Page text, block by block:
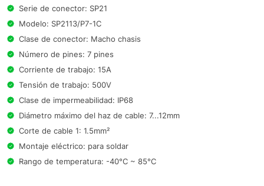
Serie de conector: SP21
Modelo: SP2113/P7-1C
Clase de conector: Macho chasis
Número de pines: 7 pines
Corriente de trabajo: 15A
Tensión de trabajo: 500V
Clase de impermeabilidad: IP68
Diámetro máximo del haz de cable: 7...12mm
Corte de cable 1: 1.5mm²
Montaje eléctrico: para soldar
Rango de temperatura: -40°C ~ 85°C